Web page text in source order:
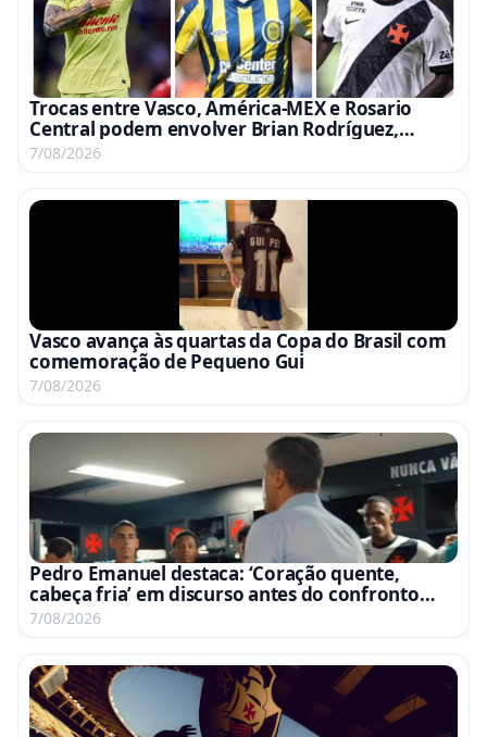
Trocas entre Vasco, América-MEX e Rosario
Central podem envolver Brian Rodríguez,
Campaz e Marino
7/08/2026
Vasco avança às quartas da Copa do Brasil com
comemoração de Pequeno Gui
7/08/2026
Pedro Emanuel destaca: ‘Coração quente,
cabeça fria’ em discurso antes do confronto
com o Fluminense
7/08/2026